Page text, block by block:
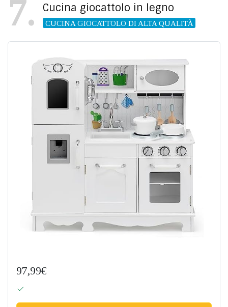
7 Cucina giocattolo in legno
CUCINA GIOCATTOLO DI ALTA QUALITÀ
97,99€